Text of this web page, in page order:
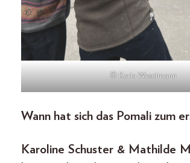
© Karla Weselmann
Wann hat sich das Pomali zum
Karoline Schuster & Mathilde